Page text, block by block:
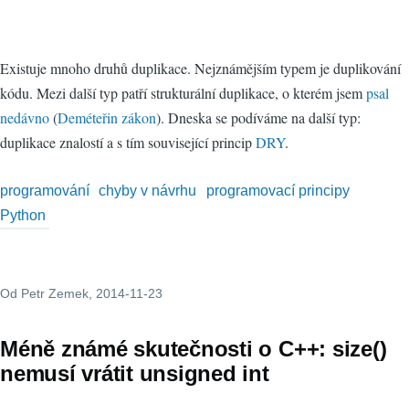
Existuje mnoho druhů duplikace. Nejznámějším typem je duplikování
kódu. Mezi další typ patří strukturální duplikace, o kterém jsempsal
nedávno(Deméteřin zákon). Dneska se podíváme na další typ:
duplikace znalostí a s tím související principDRY.
programování chyby v návrhu
programovací principy
Python
Od Petr Zemek , 2014-11-23
Méně známé skutečnosti o C++: size()
nemusí vrátit unsigned int